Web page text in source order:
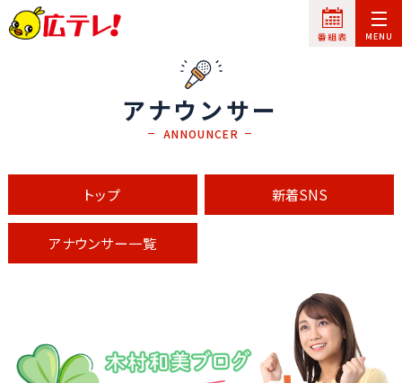
アナウンサー
ANNOUNCER
トップ 新着SNS
アナウンサー一覧